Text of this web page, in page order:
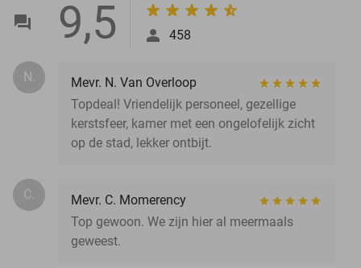
9,5 458
N.
Mevr. N. Van Overloop
Topdeal! Vriendelijk personeel, gezellige
kerstsfeer, kamer met een ongelofelijk zicht
op de stad, lekker ontbijt.
C.
Mevr. C. Momerency
Top gewoon. We zijn hier al meermaals
geweest.